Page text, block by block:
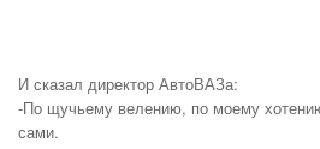
И сказал директор АвтоВАЗа:
-По щучьему велению, по моему
сами.